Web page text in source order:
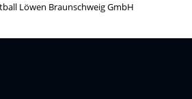
Löwen Braunschweig GmbH